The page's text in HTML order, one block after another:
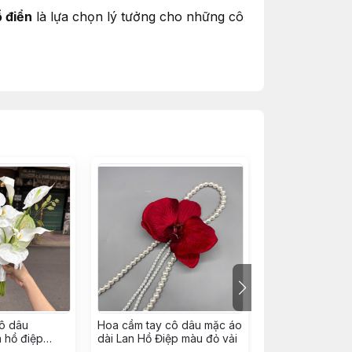
điển là lựa chọn lý tưởng cho những cô
dâu
hồ điệp
Hoa cầm tay cô dâu mặc áo
dài Lan Hồ Điệp màu đỏ vải